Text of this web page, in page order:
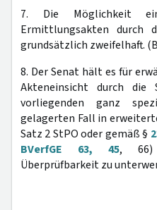
7. Die Möglichkeit
Ermittlungsakten durch
grundsätzlich zweifelhaft.
8. Der Senat hält es für
Akteneinsicht durch die
vorliegenden ganz
gelagerten Fall in
Satz 2 StPO oder gemäß §
BVerfGE 63, 45, 66)
Überprüfbarkeit zu